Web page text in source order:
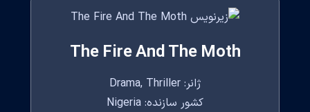
The Fire And The Moth
ژانر: Drama, Thriller
کشور سازنده: Nigeria